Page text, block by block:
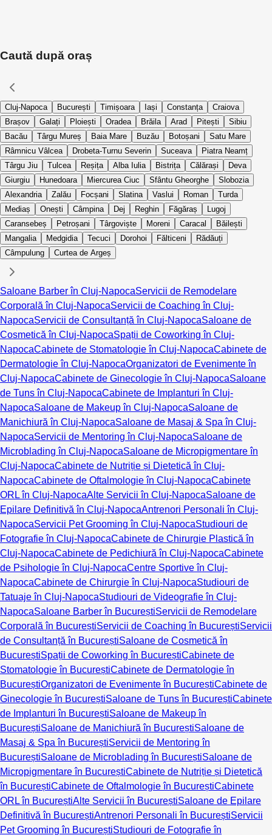
Caută după oraș
Cluj-Napoca București Timișoara Iași Constanța
Craiova
Brașov
Galați Ploiești Oradea Brăila Arad Pitești
Sibiu
Bacău
Târgu Mureș Baia Mare Buzău Botoșani
Satu Mare
Râmnicu Vâlcea
Drobeta-Turnu Severin Suceava
Piatra Neamț
Târgu Jiu
Tulcea Reșița Alba Iulia Bistrița Călărași
Deva
Giurgiu
Hunedoara Miercurea Ciuc Sfântu Gheorghe
Slobozia
Alexandria
Zalău Focșani Slatina Vaslui Roman
Turda
Mediaș
Onești Câmpina Dej Reghin Făgăraș
Lugoj
Caransebeș
Petroșani Târgoviște Moreni Caracal
Băilești
Mangalia
Medgidia Tecuci Dorohoi Fălticeni
Rădăuți
Câmpulung
Curtea de Argeș
Saloane Barber în Cluj-NapocaServicii de Remodelare
Corporală în Cluj-NapocaServicii de Coaching în Cluj-
NapocaServicii de Consultanță în Cluj-NapocaSaloane de
Cosmetică în Cluj-NapocaSpații de Coworking în Cluj-
NapocaCabinete de Stomatologie în Cluj-NapocaCabinete de
Dermatologie în Cluj-NapocaOrganizatori de Evenimente în
Cluj-NapocaCabinete de Ginecologie în Cluj-NapocaSaloane
de Tuns în Cluj-NapocaCabinete de Implanturi în Cluj-
NapocaSaloane de Makeup în Cluj-NapocaSaloane de
Manichiură în Cluj-NapocaSaloane de Masaj & Spa în Cluj-
NapocaServicii de Mentoring în Cluj-NapocaSaloane de
Microblading în Cluj-NapocaSaloane de Micropigmentare în
Cluj-NapocaCabinete de Nutriție și Dietetică în Cluj-
NapocaCabinete de Oftalmologie în Cluj-NapocaCabinete
ORL în Cluj-NapocaAlte Servicii în Cluj-NapocaSaloane de
Epilare Definitivă în Cluj-NapocaAntrenori Personali în Cluj-
NapocaServicii Pet Grooming în Cluj-NapocaStudiouri de
Fotografie în Cluj-NapocaCabinete de Chirurgie Plastică în
Cluj-NapocaCabinete de Pedichiură în Cluj-NapocaCabinete
de Psihologie în Cluj-NapocaCentre Sportive în Cluj-
NapocaCabinete de Chirurgie în Cluj-NapocaStudiouri de
Tatuaje în Cluj-NapocaStudiouri de Videografie în Cluj-
NapocaSaloane Barber în BucureștiServicii de Remodelare
Corporală în BucureștiServicii de Coaching în BucureștiServicii
de Consultanță în BucureștiSaloane de Cosmetică în
BucureștiSpații de Coworking în BucureștiCabinete de
Stomatologie în BucureștiCabinete de Dermatologie în
BucureștiOrganizatori de Evenimente în BucureștiCabinete de
Ginecologie în BucureștiSaloane de Tuns în BucureștiCabinete
de Implanturi în BucureștiSaloane de Makeup în
BucureștiSaloane de Manichiură în BucureștiSaloane de
Masaj & Spa în BucureștiServicii de Mentoring în
BucureștiSaloane de Microblading în BucureștiSaloane de
Micropigmentare în BucureștiCabinete de Nutriție și Dietetică
în BucureștiCabinete de Oftalmologie în BucureștiCabinete
ORL în BucureștiAlte Servicii în BucureștiSaloane de Epilare
Definitivă în BucureștiAntrenori Personali în BucureștiServicii
Pet Grooming în BucureștiStudiouri de Fotografie în